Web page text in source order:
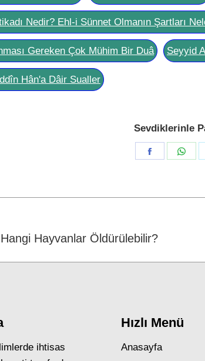
Nedir? Ehl-i Sünnet Olmanın Şartları
Gereken Çok Mühim Bir Duâ Seyyid
Hân'a Dâir Sualler
Sevdiklerinle
Share
Hayvanlar Öldürülebilir?
ihtisas
Hızlı Menü
Anasayfa